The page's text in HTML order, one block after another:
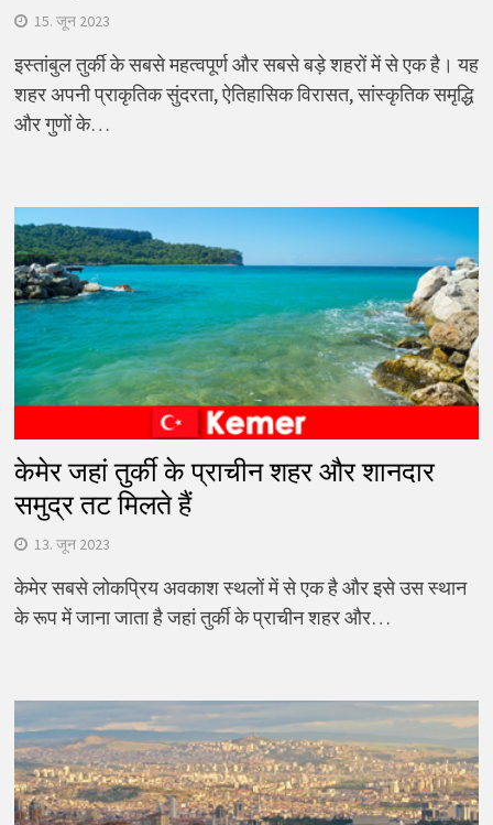
15. जून 2023
इस्तांबुल तुर्की के सबसे महत्वपूर्ण और सबसे बड़े शहरों में से एक है। यह
शहर अपनी प्राकृतिक सुंदरता, ऐतिहासिक विरासत, सांस्कृतिक समृद्धि
और गुणों के…
केमेर जहां तुर्की के प्राचीन शहर और शानदार
समुद्र तट मिलते हैं
13. जून 2023
केमेर सबसे लोकप्रिय अवकाश स्थलों में से एक है और इसे उस स्थान
के रूप में जाना जाता है जहां तुर्की के प्राचीन शहर और…